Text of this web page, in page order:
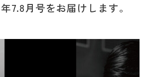
7.8月号をお届けします。